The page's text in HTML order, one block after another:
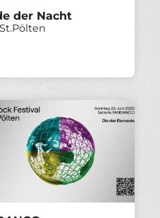
der Nacht